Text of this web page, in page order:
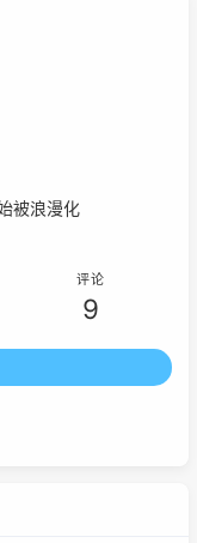
被浪漫化
评论
9